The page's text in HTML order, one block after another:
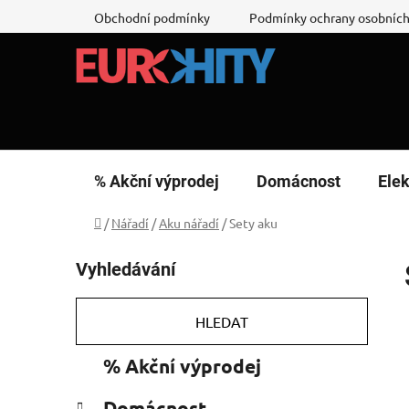
na
Obchodní podmínky Podmínky ochrany
% Akční výprodej Domácnost
Domů
/ Nářadí / Aku nářadí /Sety aku
o
s
r
Vyhledávání
HLEDAT
kategorie
% Akční výprodej